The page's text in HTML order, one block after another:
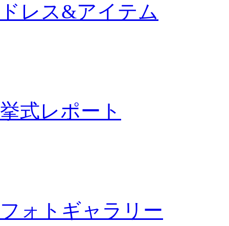
ドレス&アイテム
挙式レポート
フォトギャラリー